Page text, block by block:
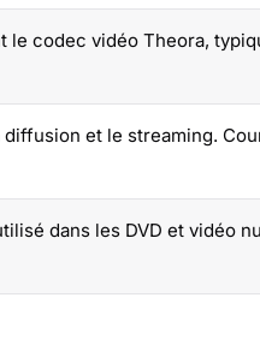
le codec vidéo Theora,
et le streaming.
dans les DVD et vidéo